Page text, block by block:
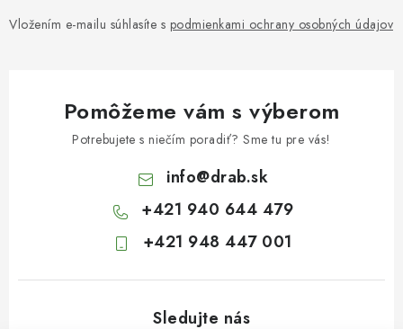
Vložením e-mailu súhlasíte s podmienkami ochrany osobných údajov
Pomôžeme vám s výberom
Potrebujete s niečím poradiť? Sme tu pre vás!
info@drab.sk
+421 940 644 479
+421 948 447 001